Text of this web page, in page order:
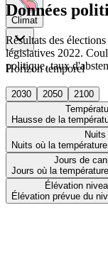
Climat
Horizon temporel
2030 2050
2100
Hausse de la
Nuits où la
Jours de
Jours où la
Élévation
Élévation prévue du
Données
Résultats des
législatives 2022.
politique, taux